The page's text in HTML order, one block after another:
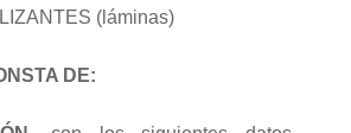
(láminas)
DE: